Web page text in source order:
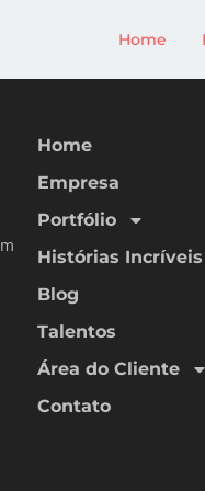
Home
Home
Empresa
Portfólio
Histórias Incríveis
Blog
Talentos
Área do Cliente
Contato